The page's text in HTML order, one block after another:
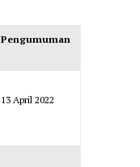
Pengumuman
13 April 2022